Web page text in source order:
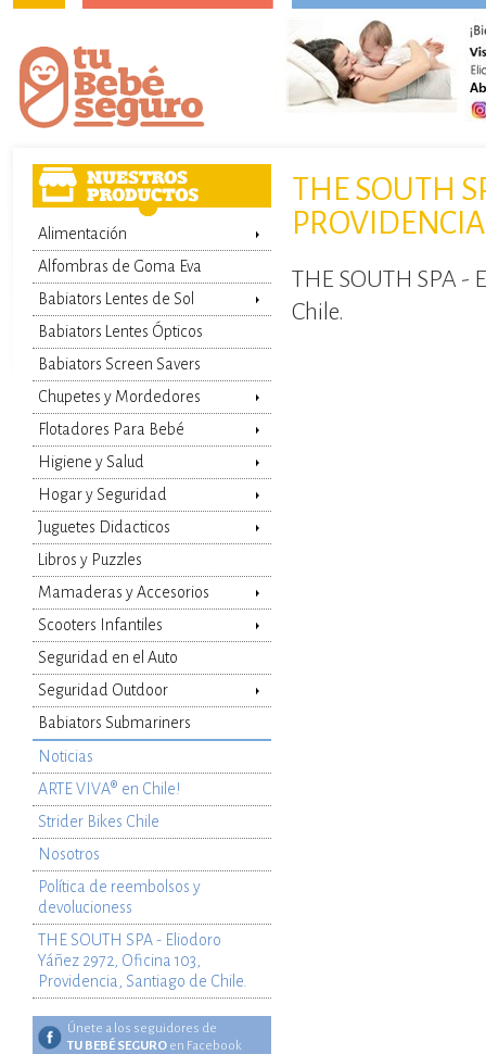
THE SOUTH
THE SOUTH SPA -
Chile.
Alimentación
Alfombras de Goma Eva
Babiators Lentes de Sol
Babiators Lentes Ópticos
Babiators Screen Savers
Chupetes y Mordedores
Flotadores Para Bebé
Higiene y Salud
Hogar y Seguridad
Juguetes Didacticos
Libros y Puzzles
Mamaderas y Accesorios
Scooters Infantiles
Seguridad en el Auto
Seguridad Outdoor
Babiators Submariners
Noticias
ARTE VIVA® en Chile!
Strider Bikes Chile
Nosotros
Política de reembolsos y
devolucioness
THE SOUTH SPA - Eliodoro
Yáñez 2972, Oficina 103,
Providencia, Santiago de Chile.
Únete a los seguidores de
TU BEBÉ SEGURO en Facebook